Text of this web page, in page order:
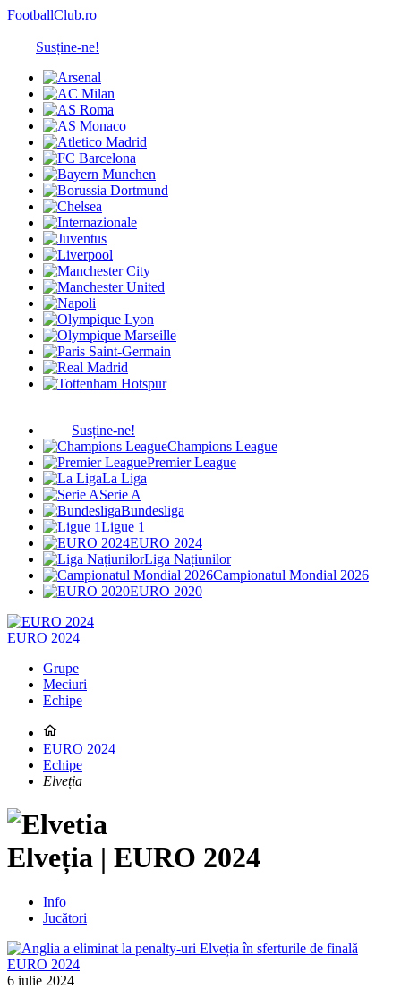
FootballClub.ro
Susține-ne!
Susține-ne!
Champions League
Premier League
La Liga
Serie A
Bundesliga
Ligue 1
EURO 2024
Liga Națiunilor
Campionatul Mondial 2026
EURO 2020
EURO 2024
Grupe
Meciuri
Echipe
EURO 2024
Echipe
Elveția
Elveția | EURO 2024
Info
Jucători
6 iulie 2024